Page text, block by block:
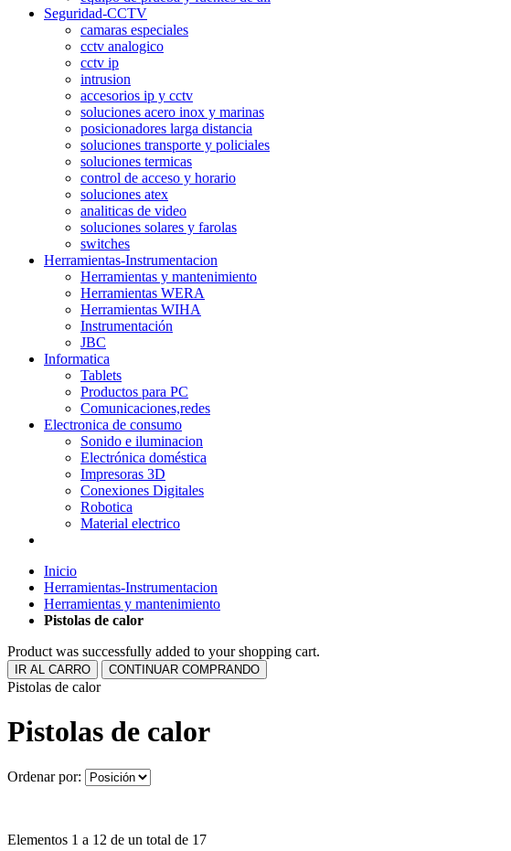
Seguridad-CCTV
camaras especiales
cctv analogico
cctv ip
intrusion
accesorios ip y cctv
soluciones acero inox y marinas
posicionadores larga distancia
soluciones transporte y policiales
soluciones termicas
control de acceso y horario
soluciones atex
analiticas de video
soluciones solares y farolas
switches
Herramientas-Instrumentacion
Herramientas y mantenimiento
Herramientas WERA
Herramientas WIHA
Instrumentación
JBC
Informatica
Tablets
Productos para PC
Comunicaciones,redes
Electronica de consumo
Sonido e iluminacion
Electrónica doméstica
Impresoras 3D
Conexiones Digitales
Robotica
Material electrico
Inicio
Herramientas-Instrumentacion
Herramientas y mantenimiento
Pistolas de calor
Product was successfully added to your shopping cart.
IR AL CARRO CONTINUAR COMPRANDO
Pistolas de calor
Pistolas de calor
Ordenar por:
Elementos 1 a 12 de un total de 17